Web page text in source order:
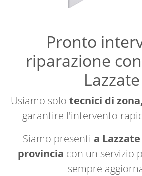
Pronto
riparazione
Lazzate
Usiamo solo tecnici di
garantire l'intervento
Siamo presenti a
provincia con un servizio
sempre